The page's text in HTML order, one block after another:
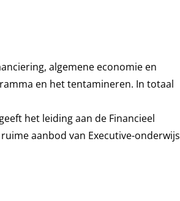
algemene economie en
en het tentamineren. In totaal
het leiding aan de Financieel
aanbod van Executive-onderwijs